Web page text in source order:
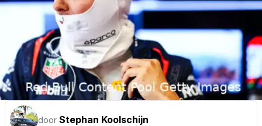
door Stephan Koolschijn